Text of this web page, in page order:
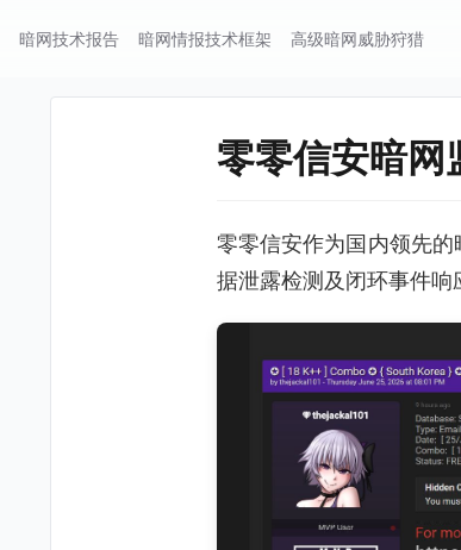
暗网技术报告 暗网情报技术框架 高级暗网威胁狩猎
零零信安暗
零零信安作为国内领先
据泄露检测及闭环事件响